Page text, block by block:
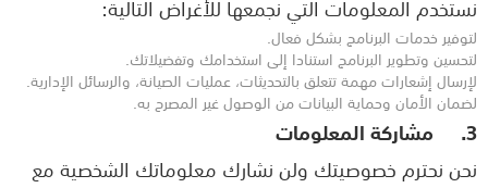
نستخدم المعلومات التي نجمعها للأغراض التالية:
لتوفير خدمات البرنامج بشكل فعال.
لتحسين وتطوير البرنامج استنادا إلى استخدامك وتفضيلاتك.
لإرسال إشعارات مهمة تتعلق بالتحديثات، عمليات الصيانة، والرسائل الإدارية.
لضمان الأمان وحماية البيانات من الوصول غير المصرح به.
3.
مشاركة المعلومات
نحن نحترم خصوصيتك ولن نشارك معلوماتك الشخصية مع